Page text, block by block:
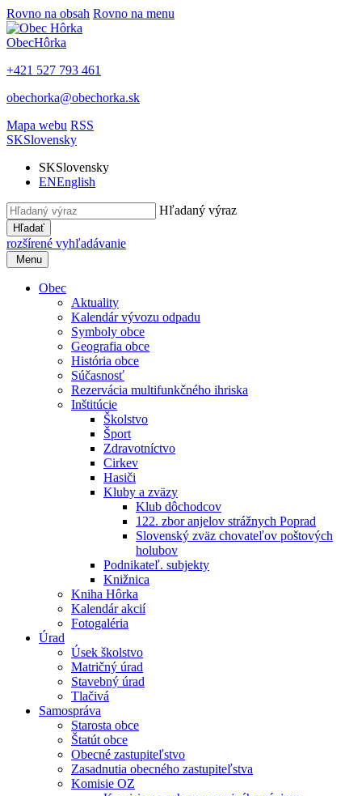
Rovno na obsah Rovno na menu
ObecHôrka
+421 527 793 461
obechorka@obechorka.sk
Mapa webu RSS
SKSlovensky
SKSlovensky
ENEnglish
Hľadaný výraz
Hľadať
rozšírené vyhľadávanie
Menu
Obec
Aktuality
Kalendár vývozu odpadu
Symboly obce
Geografia obce
História obce
Súčasnosť
Rezervácia multifunkčného ihriska
Inštitúcie
Školstvo
Šport
Zdravotníctvo
Cirkev
Hasiči
Kluby a zväzy
Klub dôchodcov
122. zbor anjelov strážnych Poprad
Slovenský zväz chovateľov poštových
holubov
Podnikateľ. subjekty
Knižnica
Kniha Hôrka
Kalendár akcií
Fotogaléria
Úrad
Úsek školstvo
Matričný úrad
Stavebný úrad
Tlačivá
Samospráva
Starosta obce
Štatút obce
Obecné zastupiteľstvo
Zasadnutia obecného zastupiteľstva
Komisie OZ